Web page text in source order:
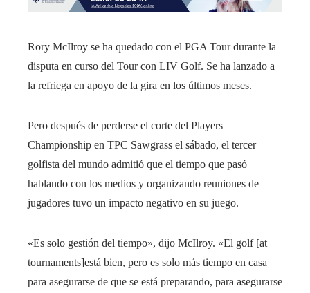
Rory McIlroy se ha quedado con el PGA Tour durante la
disputa en curso del Tour con LIV Golf. Se ha lanzado a
la refriega en apoyo de la gira en los últimos meses.
Pero después de perderse el corte del Players
Championship en TPC Sawgrass el sábado, el tercer
golfista del mundo admitió que el tiempo que pasó
hablando con los medios y organizando reuniones de
jugadores tuvo un impacto negativo en su juego.
«Es solo gestión del tiempo», dijo McIlroy. «El golf [at
tournaments]está bien, pero es solo más tiempo en casa
para asegurarse de que se está preparando, para asegurarse